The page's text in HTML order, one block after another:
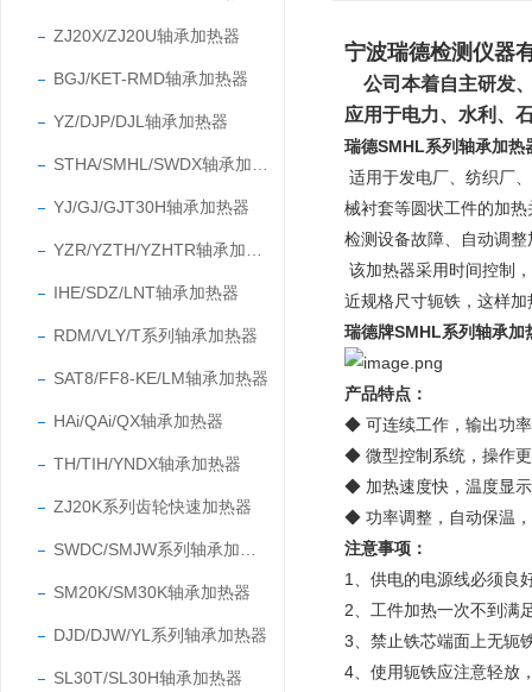
ZJ20X/ZJ20U轴承加热器
BGJ/KET-RMD轴承加热器
YZ/DJP/DJL轴承加热器
YJ/GJ/GJT30H轴承加热器
IHE/SDZ/LNT轴承加热器
RDM/VLY/T系列轴承加热器
SAT8/FF8-KE/LM轴承加热器
HAi/QAi/QX轴承加热器
TH/TIH/YNDX轴承加热器
ZJ20K系列齿轮快速加热器
SM20K/SM30K轴承加热器
DJD/DJW/YL系列轴承加热器
SL30T/SL30H轴承加热器
宁波瑞德检测仪器
公司本着自主研发
应用于电力、水利、
瑞德SMHL系列轴承加热
适用于发电厂、纺织厂
械衬套等圆状工件的加
检测设备故障、自动调
该加热器采用时间控制
近规格尺寸轭铁，这样
瑞德牌SMHL系列轴承加
产品特点：
◆ 可连续工作，输出功
◆ 微型控制系统，操作
◆ 加热速度快，温度显
◆ 功率调整，自动保温
注意事项：
1、 供电的电源线必须良
2、 工件加热一次不到满
3、禁止铁芯端面上无轭
4、使用轭铁应注意轻放